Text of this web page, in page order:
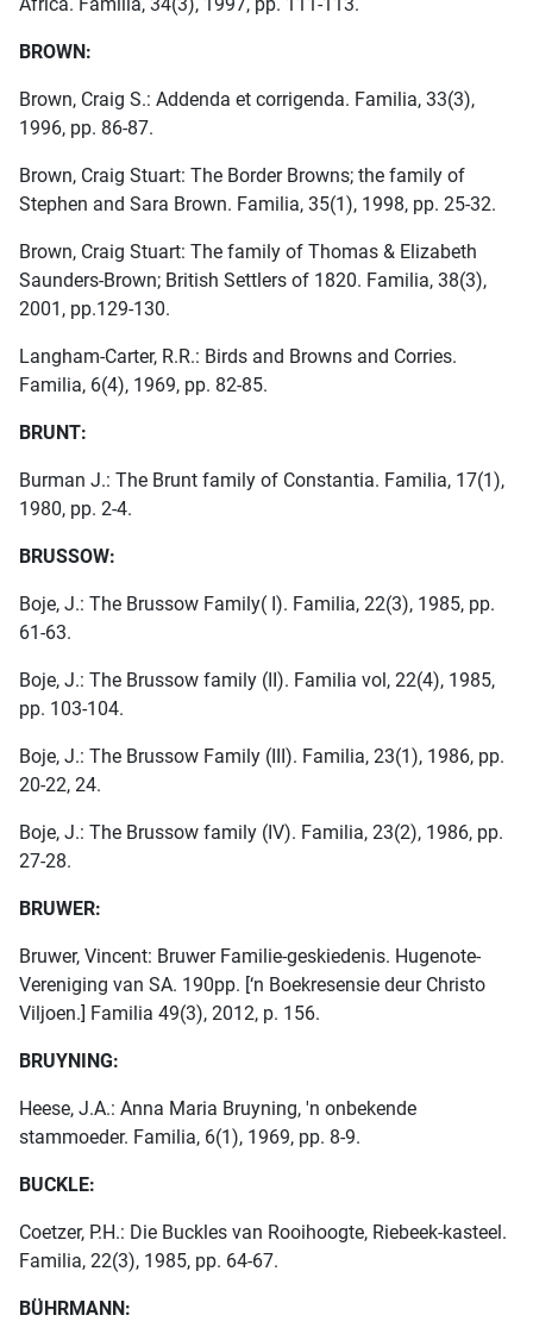
Africa. Familia, 34(3), 1997, pp. 111-113.
BROWN:
Brown, Craig S.: Addenda et corrigenda. Familia, 33(3),
1996, pp. 86-87.
Brown, Craig Stuart: The Border Browns; the family of
Stephen and Sara Brown. Familia, 35(1), 1998, pp. 25-32.
Brown, Craig Stuart: The family of Thomas & Elizabeth
Saunders-Brown; British Settlers of 1820. Familia, 38(3),
2001, pp.129-130.
Langham-Carter, R.R.: Birds and Browns and Corries.
Familia, 6(4), 1969, pp. 82-85.
BRUNT:
Burman J.: The Brunt family of Constantia. Familia, 17(1),
1980, pp. 2-4.
BRUSSOW:
Boje, J.: The Brussow Family( I). Familia, 22(3), 1985, pp.
61-63.
Boje, J.: The Brussow family (II). Familia vol, 22(4), 1985,
pp. 103-104.
Boje, J.: The Brussow Family (III). Familia, 23(1), 1986, pp.
20-22, 24.
Boje, J.: The Brussow family (IV). Familia, 23(2), 1986, pp.
27-28.
BRUWER:
Bruwer, Vincent: Bruwer Familie-geskiedenis. Hugenote-
Vereniging van SA. 190pp. [‘n Boekresensie deur Christo
Viljoen.] Familia 49(3), 2012, p. 156.
BRUYNING:
Heese, J.A.: Anna Maria Bruyning, 'n onbekende
stammoeder. Familia, 6(1), 1969, pp. 8-9.
BUCKLE:
Coetzer, P.H.: Die Buckles van Rooihoogte, Riebeek-kasteel.
Familia, 22(3), 1985, pp. 64-67.
BÜHRMANN: